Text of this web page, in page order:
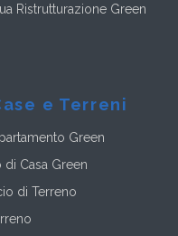
Ristrutturazione Green
e Terreni
Green
Casa Green
di Terreno